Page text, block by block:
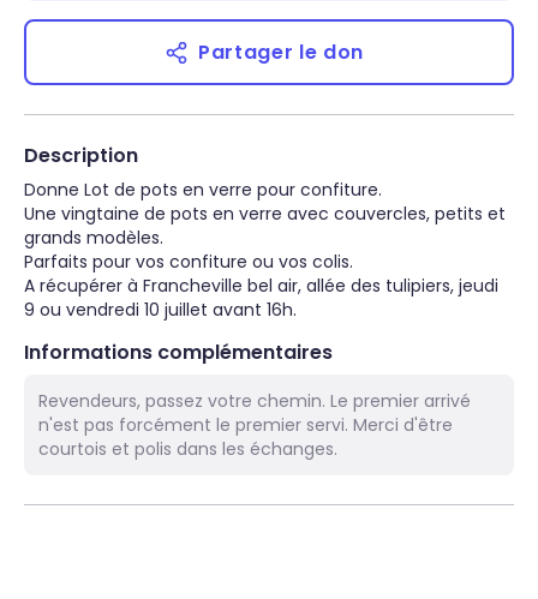
Partager le don
Description
Donne Lot de pots en verre pour confiture.
Une vingtaine de pots en verre avec couvercles, petits et
grands modèles.
Parfaits pour vos confiture ou vos colis.
A récupérer à Francheville bel air, allée des tulipiers, jeudi
9 ou vendredi 10 juillet avant 16h.
Informations complémentaires
Revendeurs, passez votre chemin. Le premier arrivé
n'est pas forcément le premier servi. Merci d'être
courtois et polis dans les échanges.